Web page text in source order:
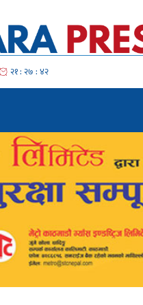
२१ : २७ : ४५